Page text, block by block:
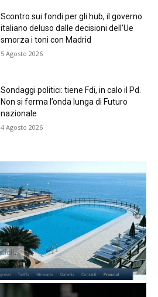
Scontro sui fondi per gli hub, il governo
italiano deluso dalle decisioni dell’Ue
smorza i toni con Madrid
5 Agosto 2026
Sondaggi politici: tiene Fdi, in calo il Pd.
Non si ferma l’onda lunga di Futuro
nazionale
4 Agosto 2026